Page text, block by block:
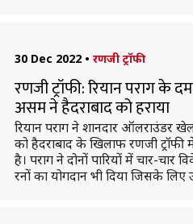
30 Dec 2022 • रणजी ट्रॉफी
रणजी ट्रॉफी: रियान पराग के
असम ने हैदराबाद को हराया
रियान पराग ने शानदार ऑलराउंडर
को हैदराबाद के खिलाफ रणजी ट्रॉफी
है। पराग ने दोनों पारियों में चार-
रनों का योगदान भी दिया जिसके